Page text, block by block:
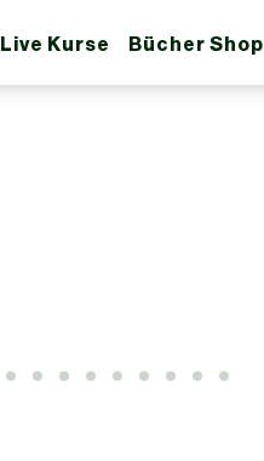
Live Kurse Bücher Shop